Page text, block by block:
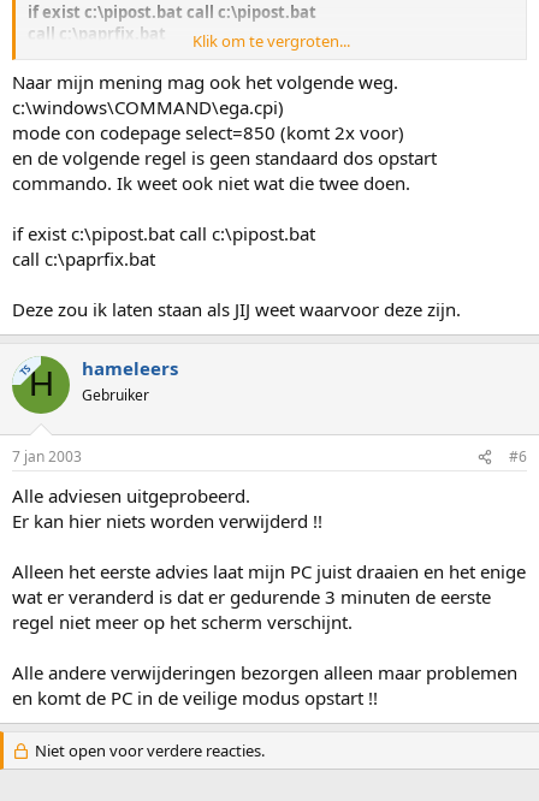
if exist c:\pipost.bat call c:\pipost.bat
call c:\paprfix.bat
mode con codepage prepare=((850)
c:\windows\COMMAND\ega.cpi)
mode con codepage select=850
keyb br,,c:\windows\COMMAND\keyboard.sys
Nadat ik de geadviseerde handeling heb uitgevoerd verdwijnt
alleen de eerste regel van de de opgegeven tekst ( Doskey is
Klik om te vergroten...
Naar mijn mening mag ook het volgende weg.
c:\windows\COMMAND\ega.cpi)
mode con codepage select=850 (komt 2x voor)
en de volgende regel is geen standaard dos opstart
commando. Ik weet ook niet wat die twee doen.
if exist c:\pipost.bat call c:\pipost.bat
call c:\paprfix.bat
Deze zou ik laten staan als JIJ weet waarvoor deze zijn.
TSH hameleers
Gebruiker
7 jan 2003 #6
Alle adviesen uitgeprobeerd.
Er kan hier niets worden verwijderd !!
Alleen het eerste advies laat mijn PC juist draaien en het enige
wat er veranderd is dat er gedurende 3 minuten de eerste
regel niet meer op het scherm verschijnt.
Alle andere verwijderingen bezorgen alleen maar problemen
en komt de PC in de veilige modus opstart !!
Niet open voor verdere reacties.